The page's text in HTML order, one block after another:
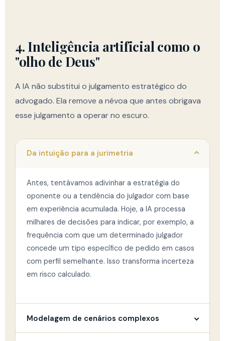
4. Inteligência artificial como o
"olho de Deus"
A IA não substitui o julgamento estratégico do
advogado. Ela remove a névoa que antes obrigava
esse julgamento a operar no escuro.
Da intuição para a jurimetria
Antes, tentávamos adivinhar a estratégia do
oponente ou a tendência do julgador com base
em experiência acumulada. Hoje, a IA processa
milhares de decisões para indicar, por exemplo, a
frequência com que um determinado julgador
concede um tipo específico de pedido em casos
com perfil semelhante. Isso transforma incerteza
em risco calculado.
Modelagem de cenários complexos